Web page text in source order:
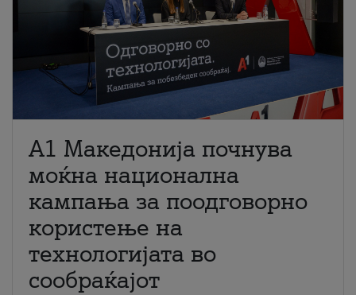
A1 Македонија почнува
моќна национална
кампања за поодговорно
користење на
технологијата во
сообраќајот